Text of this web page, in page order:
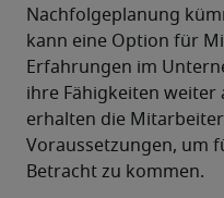
Nachfolgeplanung
kann eine Option für
Erfahrungen im
ihre Fähigkeiten weiter
erhalten die
Voraussetzungen, um
Betracht zu kommen.